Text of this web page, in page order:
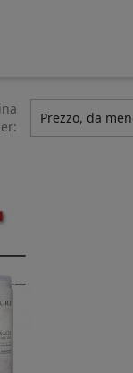
Prezzo, da